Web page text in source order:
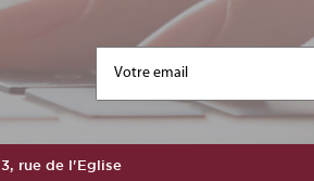
3, rue de l'Eglise